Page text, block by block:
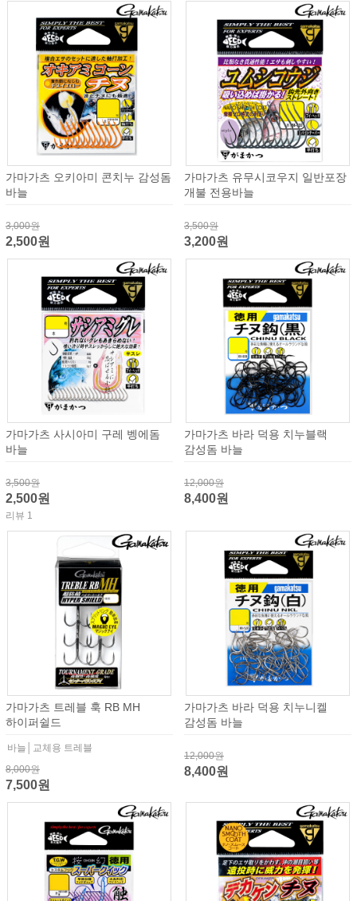
가마가츠 오키아미 콘치누 감성돔
바늘
3,000원
2,500원
가마가츠 유무시코우지 일반포장
개불 전용바늘
3,500원
3,200원
가마가츠 사시아미 구레 벵에돔
바늘
3,500원
2,500원
리뷰 1
가마가츠 바라 덕용 치누블랙
감성돔 바늘
12,000원
8,400원
가마가츠 트레블 훅 RB MH
하이퍼쉴드
바늘│교체용 트레블
8,000원
7,500원
가마가츠 바라 덕용 치누니켈
감성돔 바늘
12,000원
8,400원